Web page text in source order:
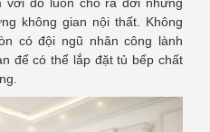
không gian nội thất. Không
có đội ngũ nhân công lành
để có thể lắp đặt tủ bếp chất